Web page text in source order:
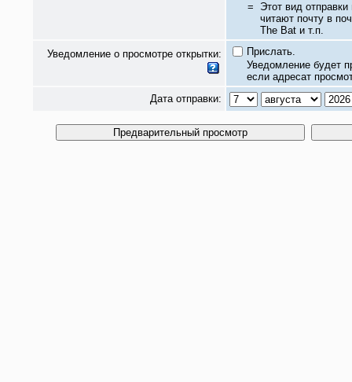
= Этот вид
читают почту в
The Bat и т.п.
Уведомление о просмотре открытки:
Прислать.
Уведомление будет
если адресат
Дата отправки: